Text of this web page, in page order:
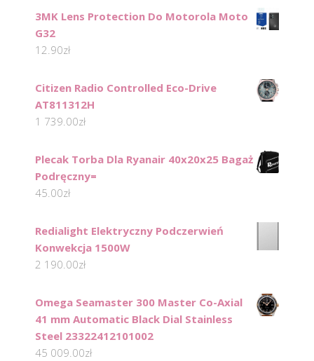
3MK Lens Protection Do Motorola Moto
G32
12.90zł
Citizen Radio Controlled Eco-Drive
AT811312H
1 739.00zł
Plecak Torba Dla Ryanair 40x20x25 Bagaż
Podręczny=
45.00zł
Redialight Elektryczny Podczerwień
Konwekcja 1500W
2 190.00zł
Omega Seamaster 300 Master Co-Axial
41 mm Automatic Black Dial Stainless
Steel 23322412101002
45 009.00zł